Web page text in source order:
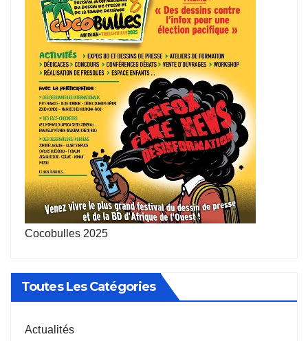
Cocobulles 2025
Toutes Les Catégories
Actualités